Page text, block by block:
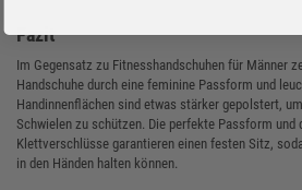
Fazit
Im Gegensatz zu Fitnesshandschuhen für Männer
Handschuhe durch eine feminine Passform und
Handinnenflächen sind etwas stärker gepolstert,
Schwielen zu schützen. Die perfekte Passform und
Klettverschlüsse garantieren einen festen Sitz,
in den Händen halten können.